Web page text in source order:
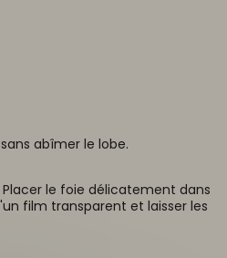
abîmer le lobe.
le foie délicatement dans
film transparent et laisser les